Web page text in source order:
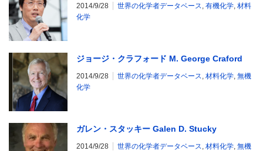
2014/9/28 世界の化学者データベース 有機化学 材料
化学
ジョージ・クラフォード M. George Craford
2014/9/28 世界の化学者データベース 材料化学 無機
化学
ガレン・スタッキー Galen D. Stucky
2014/9/28 世界の化学者データベース 材料化学 無機